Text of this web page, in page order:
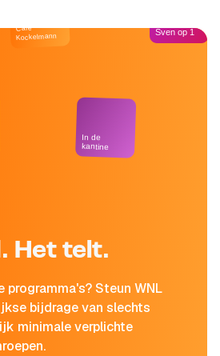
Het telt.
programma's? Steun WNL
bijdrage van slechts
minimale verplichte
Café
Kockelmann
In de
kantine
Sven op 1